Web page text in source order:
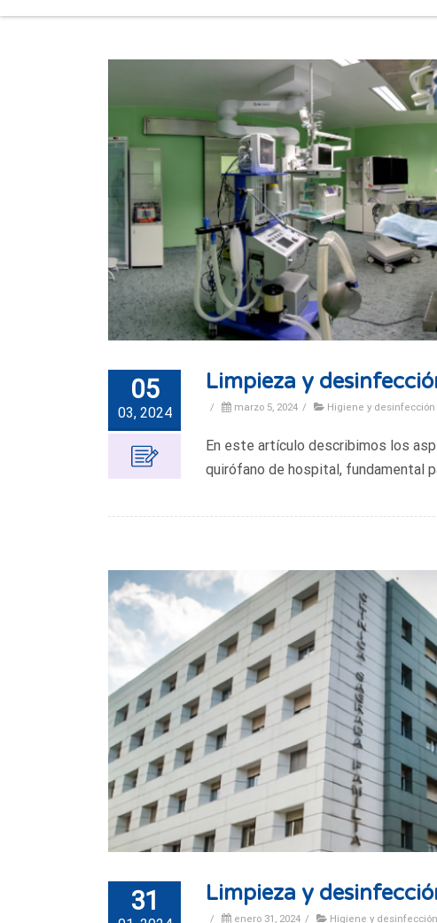
05
03, 2024
Limpieza y
/ marzo 5, 2024 / Higiene y desinfección
En este artículo describimos los
quirófano de hospital, fundamental
31 Limpieza y
/ enero 31, 2024 / Higiene y desinfección